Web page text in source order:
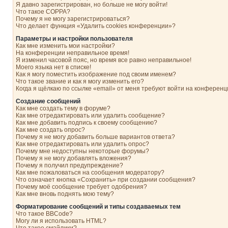
Я давно зарегистрирован, но больше не могу войти!
Что такое COPPA?
Почему я не могу зарегистрироваться?
Что делает функция «Удалить cookies конференции»?
Параметры и настройки пользователя
Как мне изменить мои настройки?
На конференции неправильное время!
Я изменил часовой пояс, но время все равно неправильное!
Моего языка нет в списке!
Как я могу поместить изображение под своим именем?
Что такое звание и как я могу изменить его?
Когда я щёлкаю по ссылке «email» от меня требуют войти на
Создание сообщений
Как мне создать тему в форуме?
Как мне отредактировать или удалить сообщение?
Как мне добавить подпись к своему сообщению?
Как мне создать опрос?
Почему я не могу добавить больше вариантов ответа?
Как мне отредактировать или удалить опрос?
Почему мне недоступны некоторые форумы?
Почему я не могу добавлять вложения?
Почему я получил предупреждение?
Как мне пожаловаться на сообщения модератору?
Что означает кнопка «Сохранить» при создании сообщения?
Почему моё сообщение требует одобрения?
Как мне вновь поднять мою тему?
Форматирование сообщений и типы создаваемых тем
Что такое BBCode?
Могу ли я использовать HTML?